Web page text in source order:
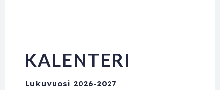
lukio
KALENTERI
Lukuvuosi 2026-2027